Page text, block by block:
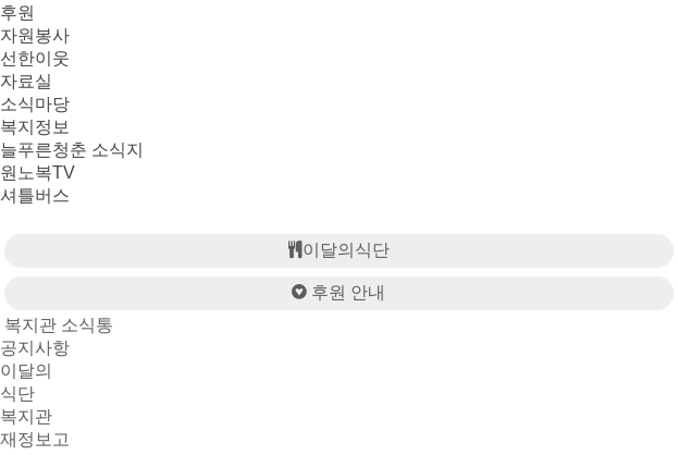
후원
자원봉사
선한이웃
자료실
소식마당
복지정보
늘푸른청춘 소식지
원노복TV
셔틀버스
이달의식단
후원 안내
복지관 소식통
공지사항
이달의
식단
복지관
재정보고